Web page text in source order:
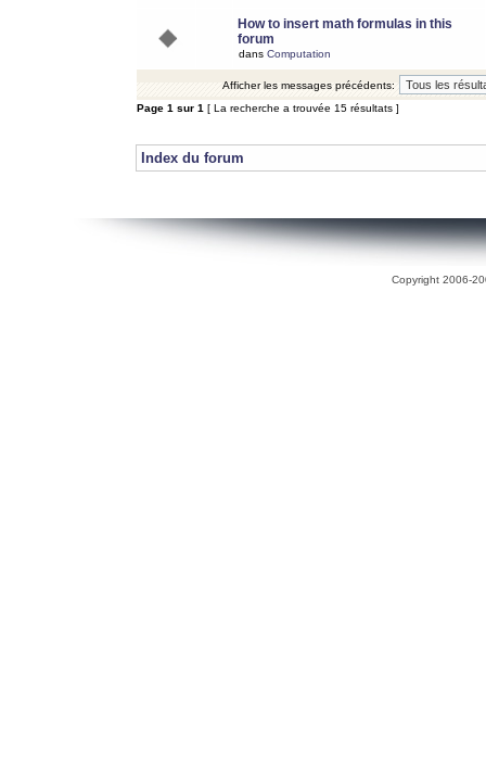
How to insert math formulas in this
forum
dans Computation
Afficher les messages précédents:
Page 1 sur 1 [ La recherche a trouvée 15 résultats ]
Index du forum
Copyright 2006-